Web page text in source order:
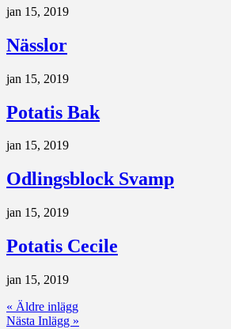
jan 15, 2019
Nässlor
jan 15, 2019
Potatis Bak
jan 15, 2019
Odlingsblock Svamp
jan 15, 2019
Potatis Cecile
jan 15, 2019
« Äldre inlägg
Nästa Inlägg »